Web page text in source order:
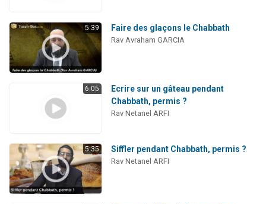
5:39 Faire des glaçons le Chabbath
Rav Avraham GARCIA
6:05
Ecrire sur un gâteau pendant
Chabbath, permis ?
Rav Netanel ARFI
5:35 Siffler pendant Chabbath, permis ?
Rav Netanel ARFI